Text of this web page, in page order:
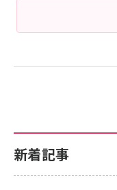
新着記事